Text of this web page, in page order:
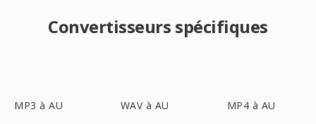
Convertisseurs spécifiques
MP3 à AU WAV à AU MP4 à AU